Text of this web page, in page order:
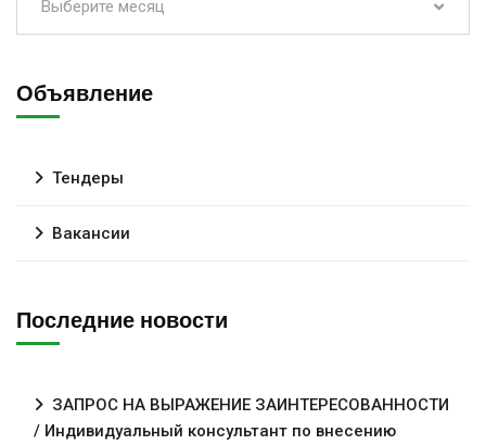
Выберите месяц
Объявление
Тендеры
Вакансии
Последние новости
ЗАПРОС НА ВЫРАЖЕНИЕ ЗАИНТЕРЕСОВАННОСТИ
/ Индивидуальный консультант по внесению